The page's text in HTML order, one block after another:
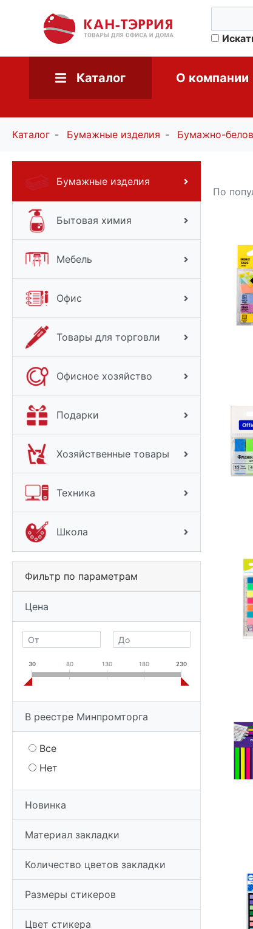
Каталог О компании
Каталог Бумажные изделия Бумажно-
Бумажные изделия
Бытовая химия
Мебель
Офис
Товары для торговли
Офисное хозяйство
Подарки
Хозяйственные товары
Техника
Школа
Фильтр по параметрам
Цена
30 80 130 180 230
В реестре Минпромторга
Все
Нет
Новинка
Материал закладки
Количество цветов закладки
Размеры стикеров
Цвет стикера
По